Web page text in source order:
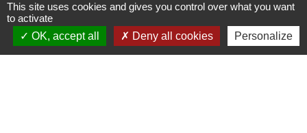
Liens
Oise mobilité
This site uses cookies and gives you control over what you want
to activate
OK, accept all
Deny all cookies Personalize